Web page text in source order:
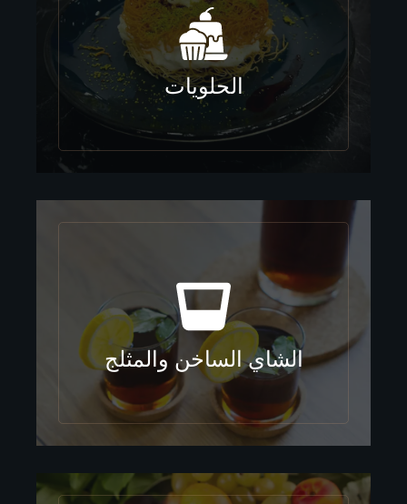
الحلويات
الشاي الساخن والمثلج